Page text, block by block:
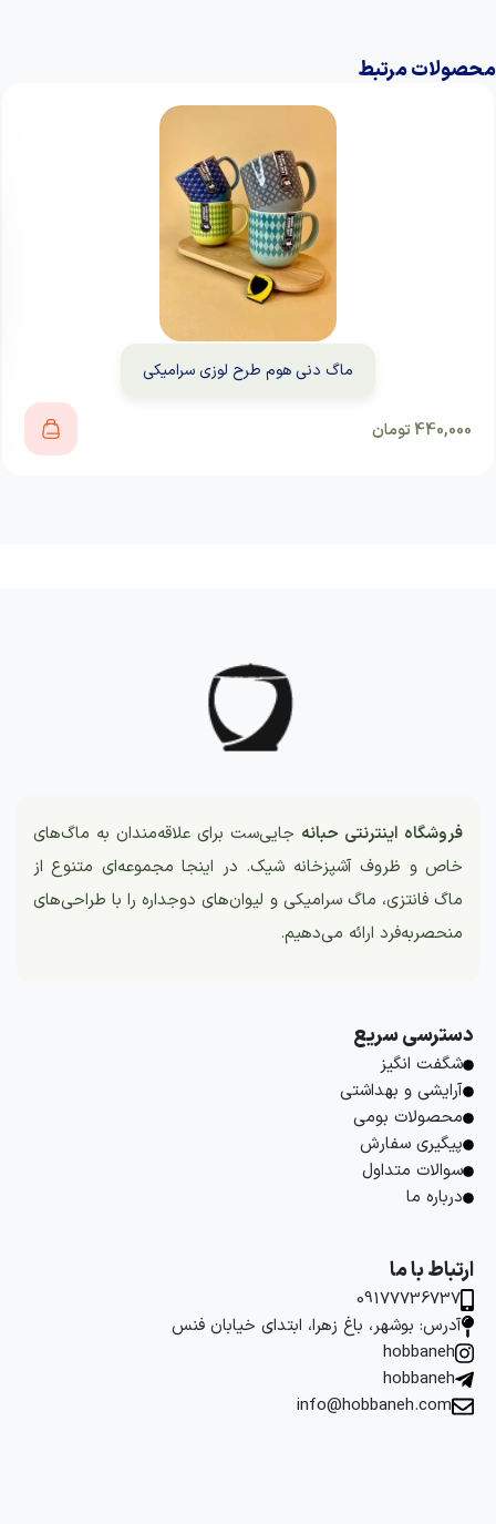
محصولات مرتبط
ماگ دنی هوم طرح لوزی سرامیکی
440,000تومان
فروشگاه اینترنتی حبانه جایی‌ست برای علاقه‌مندان به ماگ‌های
خاص و ظروف آشپزخانه شیک. در اینجا مجموعه‌ای متنوع از
ماگ فانتزی، ماگ سرامیکی و لیوان‌های دوجداره را با طراحی‌های
منحصربه‌فرد ارائه می‌دهیم.
دسترسی سریع
شگفت انگیز
آرایشی و بهداشتی
محصولات بومی
پیگیری سفارش
سوالات متداول
درباره ما
ارتباط با ما
09177736737
آدرس: بوشهر، باغ زهرا، ابتدای خیابان فنس
hobbaneh
hobbaneh
info@hobbaneh.com